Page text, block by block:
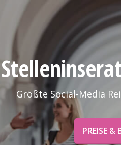
Größte Social-Media
PREISE &